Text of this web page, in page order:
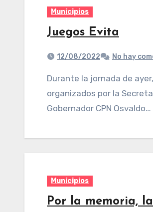
Municipios
Juegos Evita
12/08/2022 No hay
Durante la jornada de ayer, se disputó la etapa clasificatoria de los Juegos Evita,
organizados por la
Gobernador CPN Osvaldo…
Municipios
Por la memoria,